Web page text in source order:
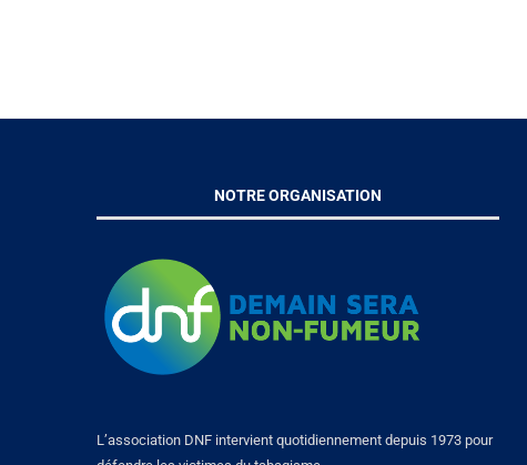
NOTRE ORGANISATION
L’association DNF intervient quotidiennement depuis 1973 pour